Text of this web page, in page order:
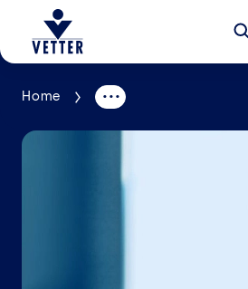
Unternehmen
Home